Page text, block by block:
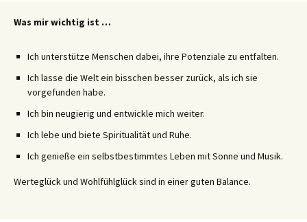
Was mir wichtig ist …
Ich unterstütze Menschen dabei, ihre Potenziale zu entfalten.
Ich lasse die Welt ein bisschen besser zurück, als ich sie
vorgefunden habe.
Ich bin neugierig und entwickle mich weiter.
Ich lebe und biete Spiritualität und Ruhe.
Ich genieße ein selbstbestimmtes Leben mit Sonne und Musik.
Werteglück und Wohlfühlglück sind in einer guten Balance.